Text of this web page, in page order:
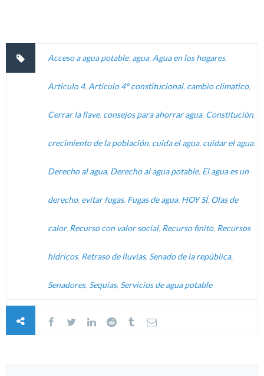
Acceso a agua potable, agua, Agua en los hogares,
Articulo 4, Artículo 4° constitucional, cambio climatico,
Cerrar la llave, consejos para ahorrar agua, Constitución,
crecimiento de la población, cuida el agua, cuidar el agua,
Derecho al agua, Derecho al agua potable, El agua es un
derecho, evitar fugas, Fugas de agua, HOY SÍ, Olas de
calor, Recurso con valor social, Recurso finito, Recursos
hídricos, Retraso de lluvias, Senado de la república,
Senadores, Sequias, Servicios de agua potable